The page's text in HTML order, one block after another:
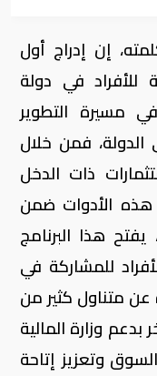
إن إدراج أول
للأفراد في دولة
مسيرة التطوير
فمن خلال
ذات الدخل
هذه الأدوات ضمن
هذا البرنامج
للمشاركة في
متناول كثير من
بدعم وزارة المالية
وتعزيز إتاحة